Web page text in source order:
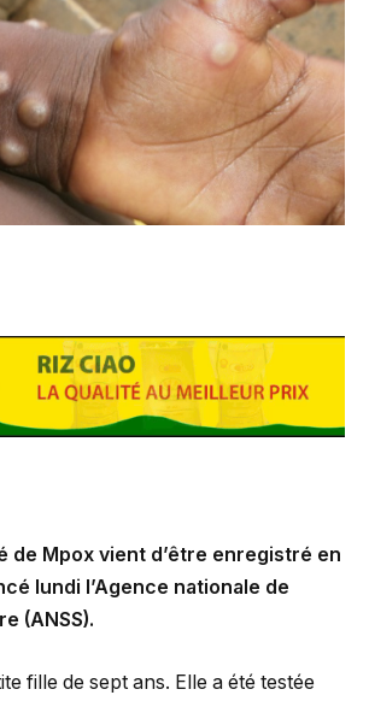
de Mpox vient d’être enregistré en
lundi l’Agence nationale de
(ANSS).
fille de sept ans. Elle a été testée